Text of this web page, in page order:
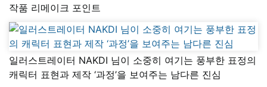
작품 리메이크 포인트
일러스트레이터 NAKDI 님이 소중히 여기는 풍부한 표정의
캐릭터 표현과 제작 ‘과정’을 보여주는 남다른 진심